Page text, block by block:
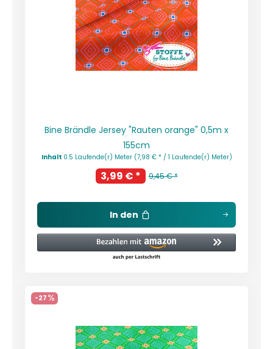
Bine Brändle Jersey "Rauten orange" 0,5m x
155cm
Inhalt 0.5 Laufende(r) Meter (7,98 € * / 1 Laufende(r) Meter)
9,45 € *
3,99 € *
In den
-27